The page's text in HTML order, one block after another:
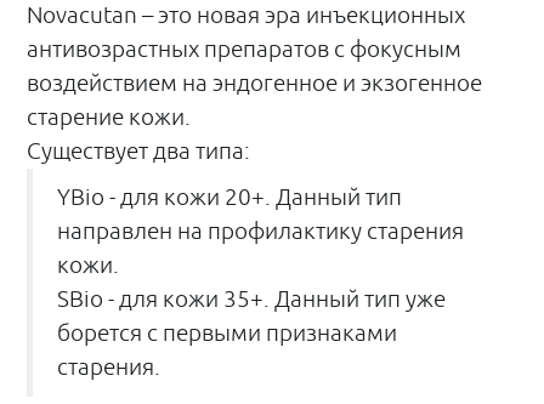
Novacutan – это новая эра инъекционных
антивозрастных препаратов с фокусным
воздействием на эндогенное и экзогенное
старение кожи.
Существуетдва типа:
YBio - для кожи 20+. Данный тип
направлен на профилактику старения
кожи.
SBio - для кожи 35+. Данный тип уже
борется с первыми признаками
старения.